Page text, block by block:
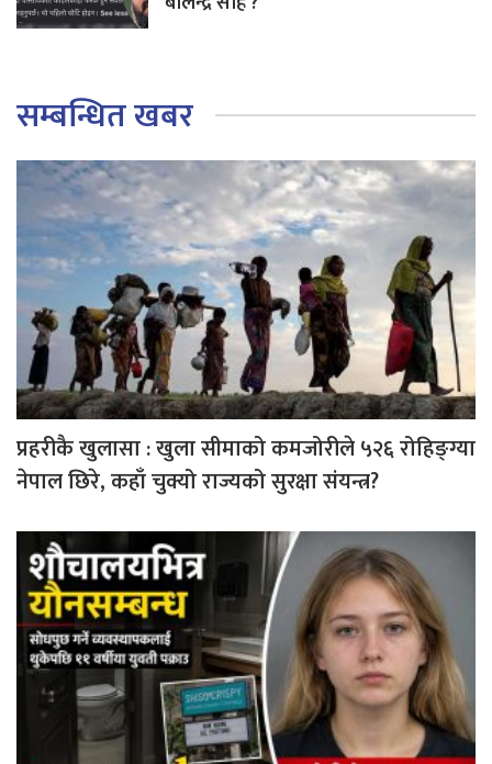
सम्बन्धित खबर
प्रहरीकै खुलासा : खुला सीमाको कमजोरीले ५२६ रोहिङ्ग्या
नेपाल छिरे, कहाँ चुक्यो राज्यको सुरक्षा संयन्त्र?